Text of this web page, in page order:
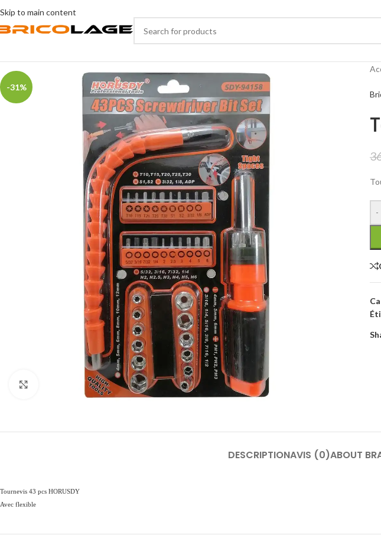
Skip to main content
-31%
Click to enlarge
-
DESCRIPTIONAVIS (0)ABOUT
Tournevis 43 pcs HORUSDY
Avec flexible